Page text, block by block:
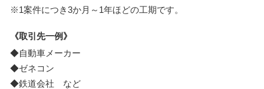
※1案件につき3か月～1年ほどの工期です。
《取引先一例》
◆自動車メーカー
◆ゼネコン
◆鉄道会社 など